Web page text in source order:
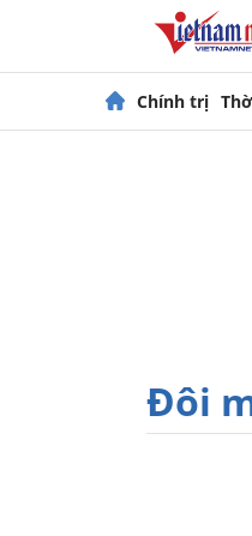
Chính trị
Đôi